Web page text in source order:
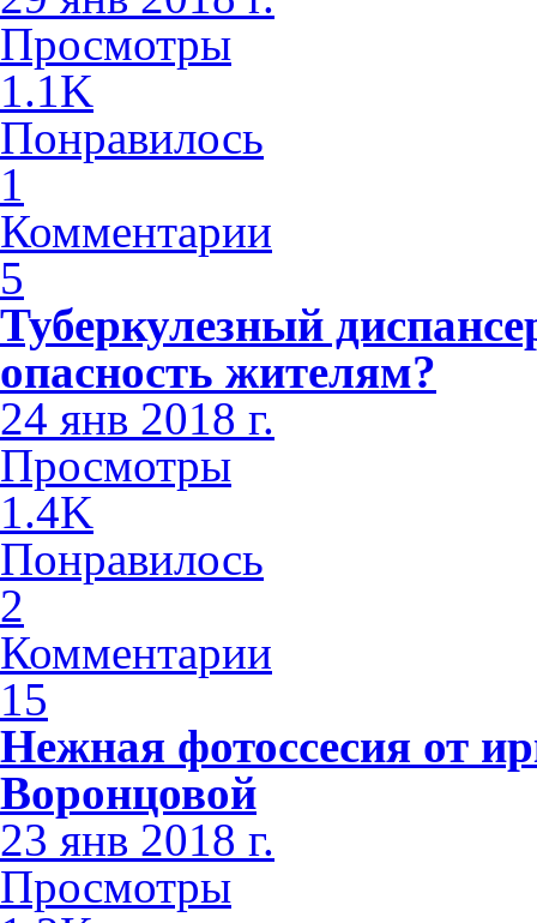
Просмотры
1.1K
Понравилось
1
Комментарии
5
Туберкулезный
опасность жителям?
24 янв 2018 г.
Просмотры
1.4K
Понравилось
2
Комментарии
15
Нежная фотоссесия от
Воронцовой
23 янв 2018 г.
Просмотры